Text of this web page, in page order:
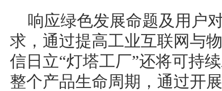
响应绿色发展命题及用户
求，通过提高工业互联网与
信日立“灯塔工厂”还将可持
整个产品生命周期，通过开